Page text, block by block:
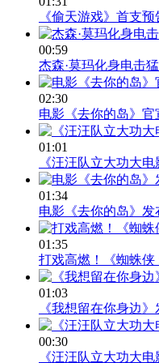
《偷天游戏》首支
00:59
杰森·莫玛化身电击
02:30
电影《去你的岛》官
01:01
《汪汪队立大功大
01:34
电影《去你的岛》发
01:35
打戏高燃！《蜘蛛
01:03
《我想留在你身边
00:30
《汪汪队立大功大